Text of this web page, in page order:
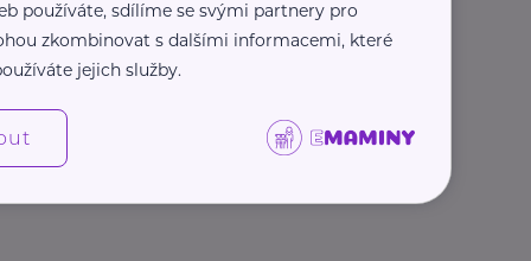
používáte, sdílíme se svými partnery pro
zkombinovat s dalšími informacemi, které
jejich služby.